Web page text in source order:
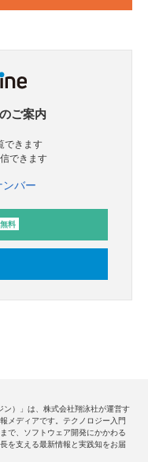
のご案内
できます
できます
ンバー
無料
ン）」は、株式会社翔泳社が運営す
メディアです。テクノロジー入門
で、ソフトウェア開発にかかわる
を支える最新情報と実践知をお届